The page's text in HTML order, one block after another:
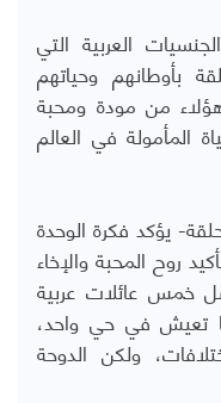
العربية التي
بأوطانهم وحياتهم
من مودة ومحبة
المأمولة في العالم
يؤكد فكرة الوحدة
روح المحبة والإخاء
خمس عائلات عربية
تعيش في حي واحد،
ولكن الدوحة